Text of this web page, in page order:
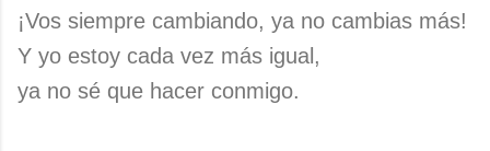
¡Vos siempre cambiando, ya no cambias más!
Y yo estoy cada vez más igual,
ya no sé que hacer conmigo.